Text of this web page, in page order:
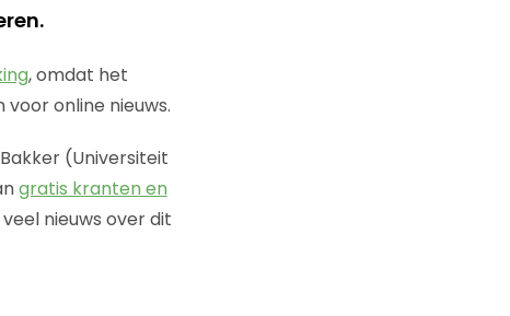
, omdat het
online nieuws.
(Universiteit
gratis kranten en
nieuws over dit